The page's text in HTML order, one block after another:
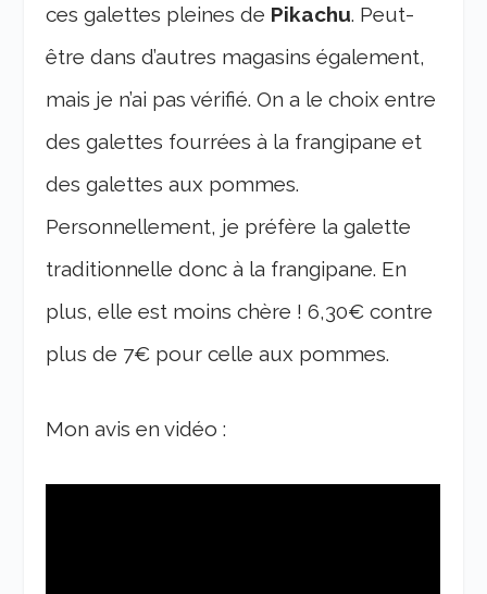
ces galettes pleines de Pikachu. Peut-
être dans d’autres magasins également,
mais je n’ai pas vérifié. On a le choix entre
des galettes fourrées à la frangipane et
des galettes aux pommes.
Personnellement, je préfère la galette
traditionnelle donc à la frangipane. En
plus, elle est moins chère ! 6,30€ contre
plus de 7€ pour celle aux pommes.
Mon avis en vidéo :